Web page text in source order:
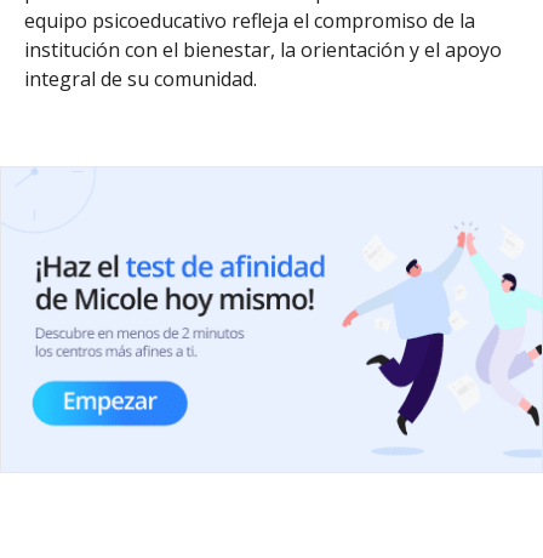
equipo psicoeducativo refleja el compromiso de la
institución con el bienestar, la orientación y el apoyo
integral de su comunidad.